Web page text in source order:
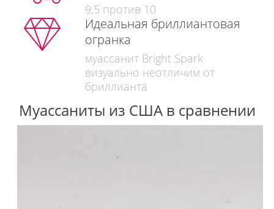
9,5 против 10
Идеальная бриллиантовая
огранка
муассанит Bright Spark
визуально неотличим от
бриллианта
Муассаниты из США в сравнении